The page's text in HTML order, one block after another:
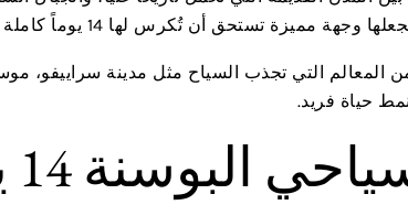
مميزة تستحق أن تُكرس لها 14 يوماً كاملة لتعيش فيها كل لحظة.
المعالم التي تجذب السياح مثل مدينة سراييفو،
حياة فريد.